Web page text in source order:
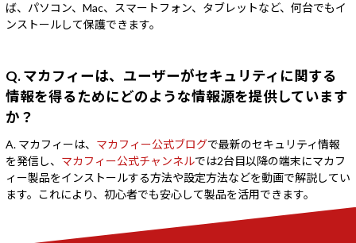
ば、パソコン、Mac、スマートフォン、タブレットなど、何台でもイ
ンストールして保護できます。
Q. マカフィーは、ユーザーがセキュリティに関する
情報を得るためにどのような情報源を提供しています
か？
A. マカフィーは、 マカフィー公式ブログで最新のセキュリティ情報
を発信し、 マカフィー公式チャンネルでは2台目以降の端末にマカフ
ィー製品をインストールする方法や設定方法などを動画で解説してい
ます。これにより、初心者でも安心して製品を活用できます。